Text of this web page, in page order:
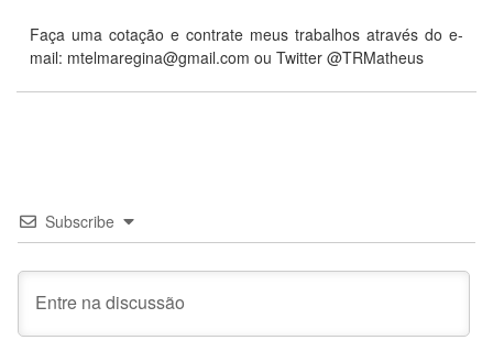
Faça uma cotação e contrate meus trabalhos através do e-
mail: mtelmaregina@gmail.com ou Twitter @TRMatheus
Subscribe